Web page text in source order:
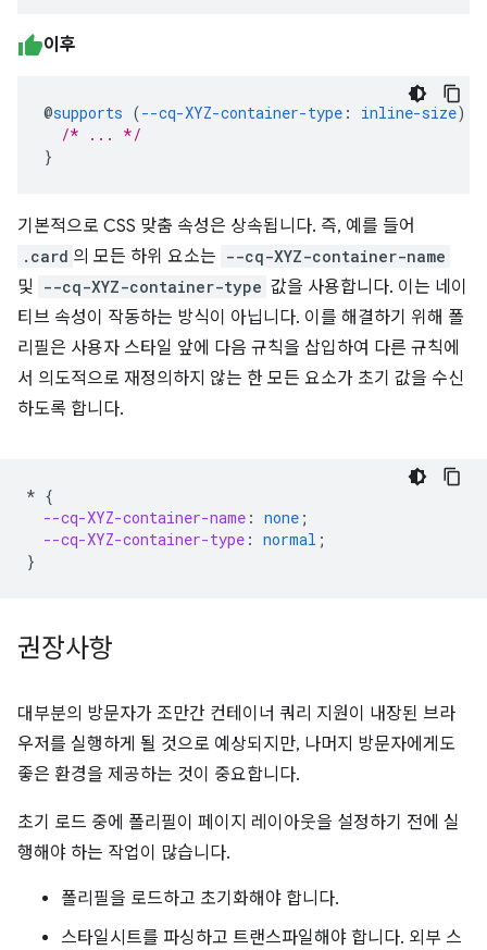
이후
@supports (--cq-XYZ-container-type : inline-size)
/* ... */
}
기본적으로 CSS 맞춤 속성은 상속됩니다. 즉, 예를 들어
.card 의 모든 하위 요소는 --cq-XYZ-container-name
및 --cq-XYZ-container-type 값을 사용합니다. 이는 네이
티브 속성이 작동하는 방식이 아닙니다. 이를 해결하기 위해 폴
리필은 사용자 스타일 앞에 다음 규칙을 삽입하여 다른 규칙에
서 의도적으로 재정의하지 않는 한 모든 요소가 초기 값을 수신
하도록 합니다.
* {
--cq-XYZ-container-name : none ;
--cq-XYZ-container-type : normal ;
}
권장사항
대부분의 방문자가 조만간 컨테이너 쿼리 지원이 내장된 브라
우저를 실행하게 될 것으로 예상되지만, 나머지 방문자에게도
좋은 환경을 제공하는 것이 중요합니다.
초기 로드 중에 폴리필이 페이지 레이아웃을 설정하기 전에 실
행해야 하는 작업이 많습니다.
폴리필을 로드하고 초기화해야 합니다.
스타일시트를 파싱하고 트랜스파일해야 합니다. 외부 스